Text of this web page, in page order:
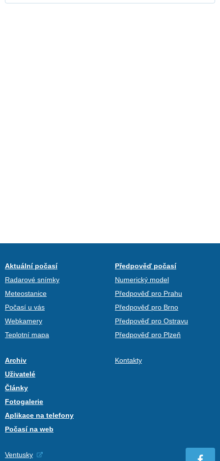
Aktuální počasí
Radarové snímky
Meteostanice
Počasí u vás
Webkamery
Teplotní mapa
Předpověď počasí
Numerický model
Předpověď pro Prahu
Předpověď pro Brno
Předpověď pro Ostravu
Předpověď pro Plzeň
Archiv
Uživatelé
Články
Fotogalerie
Aplikace na telefony
Počasí na web
Kontakty
Ventusky